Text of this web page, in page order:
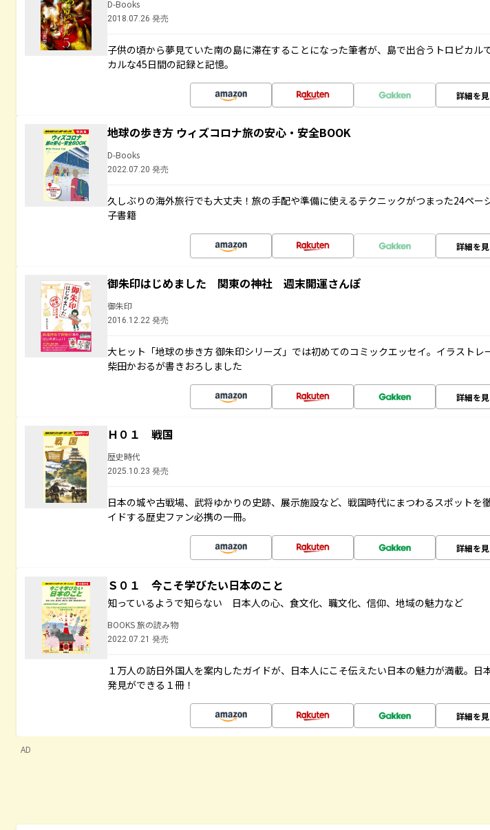
D-Books
2018.07.26 発売
子供の頃から夢見ていた南の島に滞在することになった筆者が、島で出合うトロピカル
カルな45日間の記録と記憶。
詳細を
地球の歩き方 ウィズコロナ旅の安心・安全BOOK
D-Books
2022.07.20 発売
久しぶりの海外旅行でも大丈夫！旅の手配や準備に使えるテクニックがつまった24ペー
子書籍
詳細を
御朱印はじめました 関東の神社 週末開運さんぽ
御朱印
2016.12.22 発売
大ヒット「地球の歩き方 御朱印シリーズ」では初めてのコミックエッセイ。イラストレ
柴田かおるが書きおろしました
詳細を
Ｈ０１ 戦国
歴史時代
2025.10.23 発売
日本の城や古戦場、武将ゆかりの史跡、展示施設など、戦国時代にまつわるスポットを
イドする歴史ファン必携の一冊。
詳細を
Ｓ０１ 今こそ学びたい日本のこと
知っているようで知らない 日本人の心、食文化、職文化、信仰、地域の魅力など
BOOKS 旅の読み物
2022.07.21 発売
１万人の訪日外国人を案内したガイドが、日本人にこそ伝えたい日本の魅力が満載。日
発見ができる１冊！
詳細を
AD